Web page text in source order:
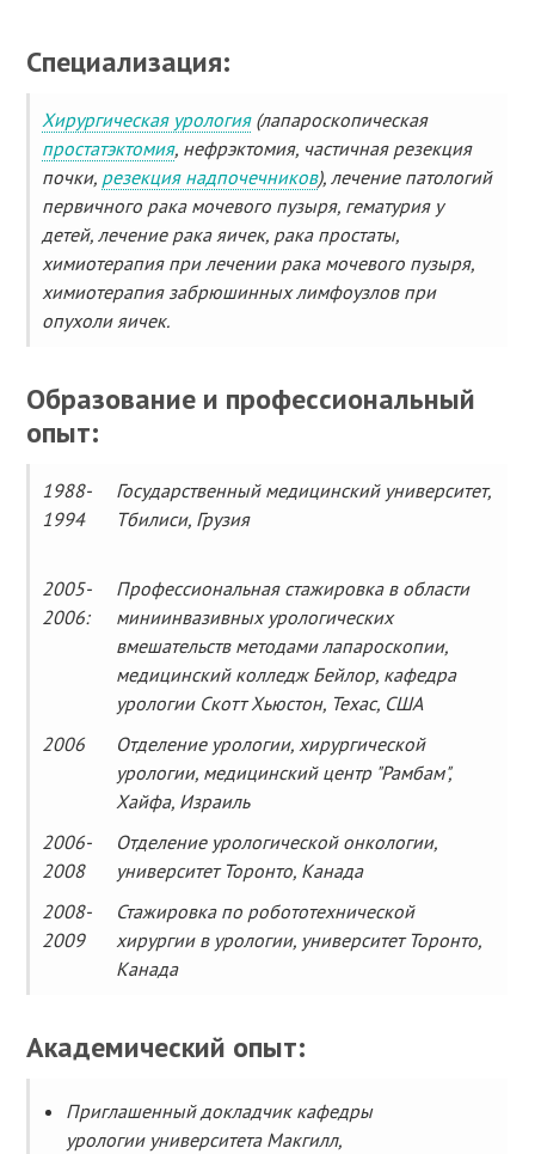
Специализация:
Хирургическая урология(лапароскопическая
простатэктомия, нефрэктомия, частичная резекция
почки, резекция надпочечников), лечение патологий
первичного рака мочевого пузыря, гематурия у
детей, лечение рака яичек, рака простаты,
химиотерапия при лечении рака мочевого пузыря,
химиотерапия забрюшинных лимфоузлов при
опухоли яичек.
Образование и профессиональный
опыт:
1988-
1994
Государственный медицинский университет,
Тбилиси, Грузия
2005-
2006:
Профессиональная стажировка в области
миниинвазивных урологических
вмешательств методами лапароскопии,
медицинский колледж Бейлор, кафедра
урологии Скотт Хьюстон, Техас, США
2006
Отделение урологии, хирургической
урологии, медицинский центр "Рамбам",
Хайфа, Израиль
2006-
2008
Отделение урологической онкологии,
университет Торонто, Канада
2008-
2009
Стажировка по робототехнической
хирургии в урологии, университет Торонто,
Канада
Академический опыт:
Приглашенный докладчик кафедры
урологии университета Макгилл,